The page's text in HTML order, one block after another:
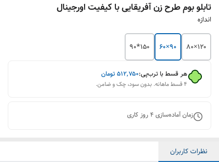
تابلو بوم طرح زن آفریقایی با کیفیت اورجینال
اندازه
۱۲۰×۸۰ ۹۰×۶۰ 150*90
هر قسط با ترب‌پی:۵۱۲٬۷۵۰تومان
۴ قسط ماهانه. بدون سود، چک و ضامن.
زمان آماده‌سازی4روز کاری
نظرات کاربران